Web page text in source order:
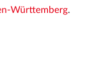
Württemberg.